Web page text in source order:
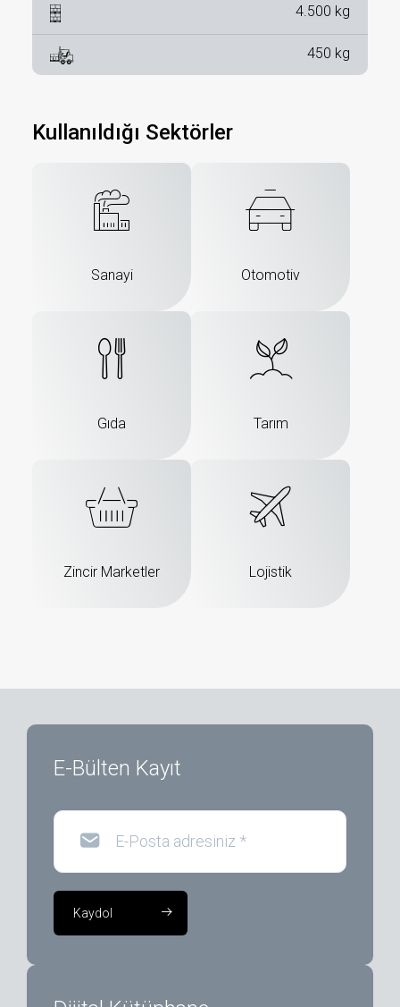
4.500 kg
450 kg
Kullanıldığı Sektörler
Sanayi Otomotiv
Gıda Tarım
Zincir Marketler Lojistik
E-Bülten Kayıt
E-Posta adresiniz *
Kaydol